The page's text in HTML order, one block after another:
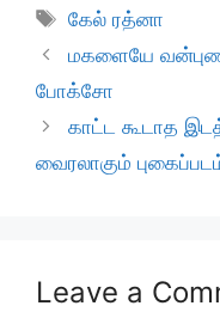
Tags
கேல் ரத்னா
மகளையே
போக்சோ
காட்ட கூடாத
வைரலாகும்
Leave a